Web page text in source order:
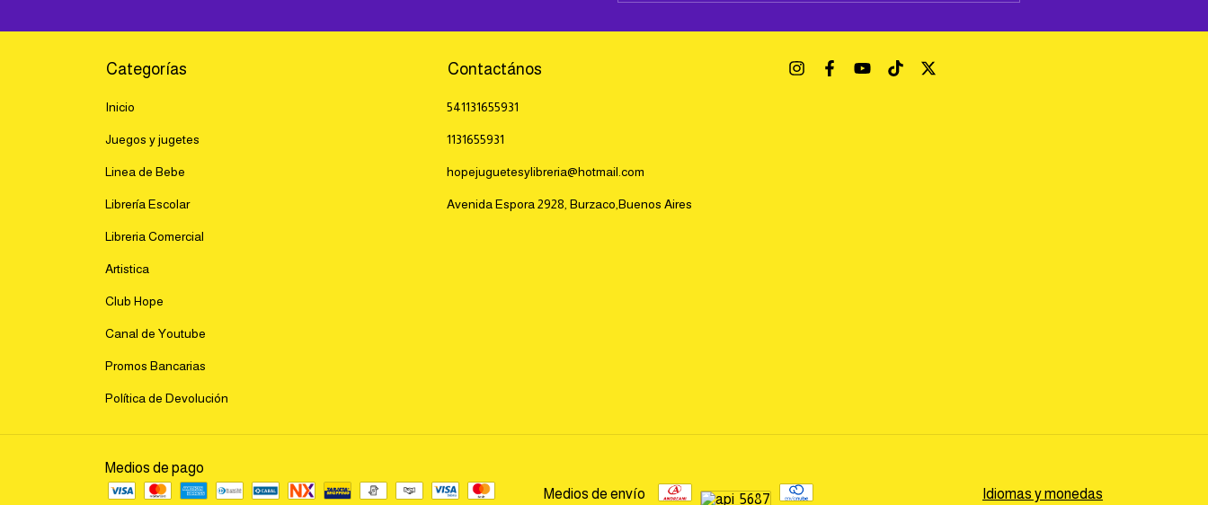
Categorías
Inicio
Juegos y jugetes
Linea de Bebe
Librería Escolar
Libreria Comercial
Artistica
Club Hope
Canal de Youtube
Promos Bancarias
Política de Devolución
Contactános
541131655931
1131655931
hopejuguetesylibreria@hotmail.com
Avenida Espora 2928, Burzaco,Buenos Aires
Medios de pago
Medios de envío
Idiomas y monedas